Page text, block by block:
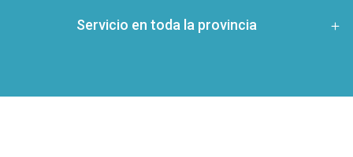
Servicio en toda la provincia